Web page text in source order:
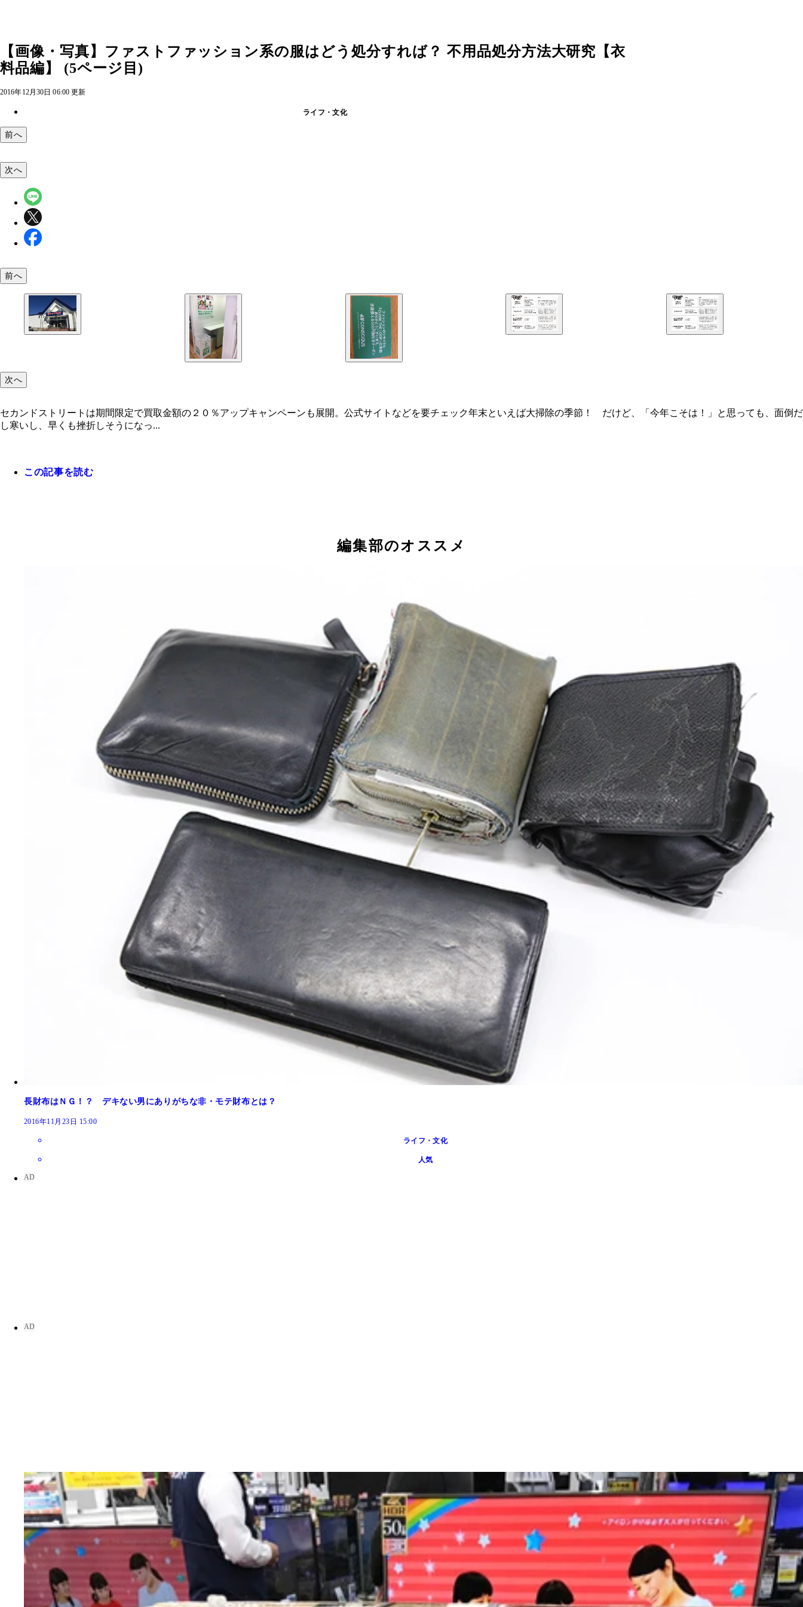
【画像・写真】ファストファッション系の服はどう処分すれば？ 不用品処分方法大研究【衣
料品編】 (5ページ目)
2016年12月30日 06:00 更新
ライフ・文化
前へ
セカンドストリートは期間限定で買取金額の２０％アップキャンペーンも展開。公式サイトなどを要チェック
次へ
前へ
次へ
セカンドストリートは期間限定で買取金額の２０％アップキャンペーンも展開。公式サイトなどを要チェック年末といえば大掃除の季節！ だけど、「今年こそは！」と思っても、面倒だ
し寒いし、早くも挫折しそうになっ...
この記事を読む
編集部のオススメ
長財布はＮＧ！？ デキない男にありがちな非・モテ財布とは？
2016年11月23日 15:00
ライフ・文化
人気